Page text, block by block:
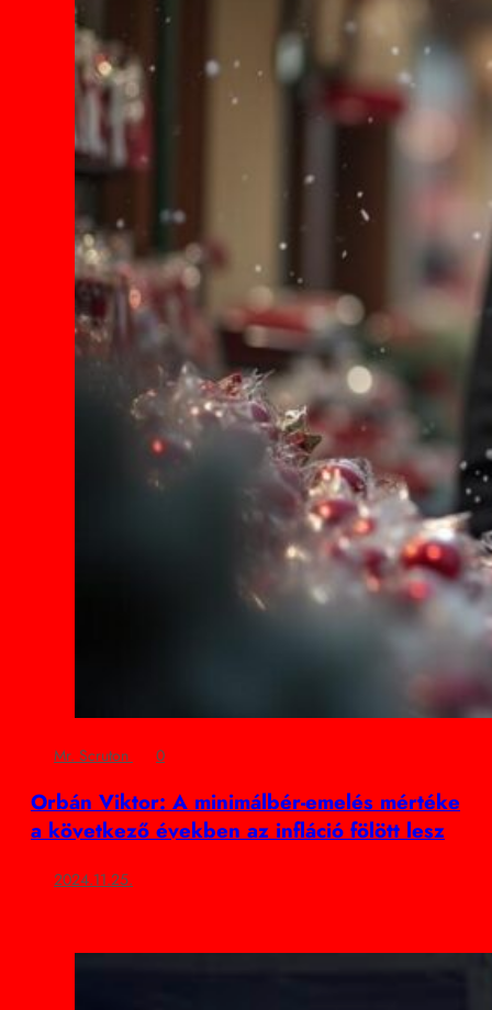
Mr. Scruton 0
Orbán Viktor: A minimálbér-emelés mértéke
a következő években az infláció fölött lesz
2024.11.25.